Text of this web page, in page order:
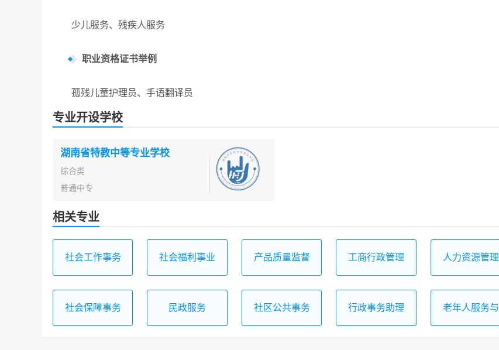
少儿服务、残疾人服务
职业资格证书举例
孤残儿童护理员、手语翻译员
专业开设学校
湖南省特教中等专业学校
综合类
普通中专
相关专业
社会工作事务
社会福利事业
产品质量监督
工商行政管理
人力资源管理
社会保障事务 民政服务
社区公共事务
行政事务助理
老年人服务与